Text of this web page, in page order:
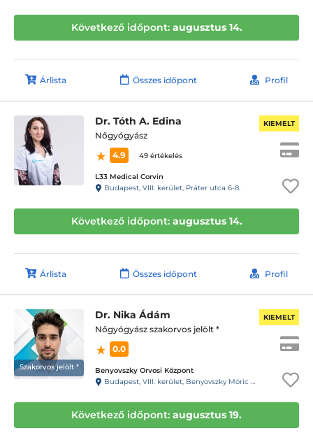
Következő időpont: augusztus 14.
Árlista Összes időpont Profil
Dr. Tóth A. Edina
Nőgyógyász
4.9
49 értékelés
L33 Medical Corvin
Budapest, VIII. kerület, Práter utca 6-8.
KIEMELT
Következő időpont: augusztus 14.
Árlista Összes időpont Profil
Szakorvos jelölt *
Dr. Nika Ádám
Nőgyógyász szakorvos jelölt *
0.0
Benyovszky Orvosi Központ
Budapest, VIII. kerület, Benyovszky Móric utca 10.
KIEMELT
Következő időpont: augusztus 19.